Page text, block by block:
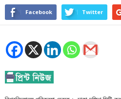
Facebook Twitter